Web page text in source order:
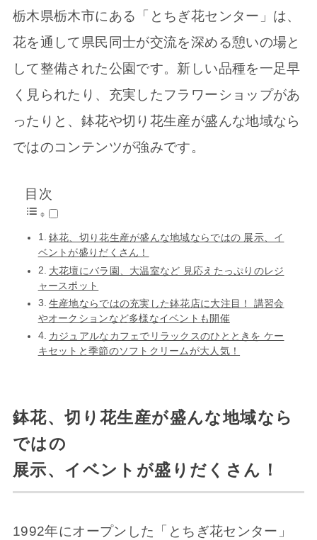
栃木県栃木市にある「とちぎ花センター」は、
花を通して県民同士が交流を深める憩いの場と
して整備された公園です。新しい品種を一足早
く見られたり、充実したフラワーショップがあ
ったりと、鉢花や切り花生産が盛んな地域なら
ではのコンテンツが強みです。
目次
鉢花、切り花生産が盛んな地域ならではの 展示、イ
ベントが盛りだくさん！
大花壇にバラ園、大温室など 見応えたっぷりのレジ
ャースポット
生産地ならではの充実した鉢花店に大注目！ 講習会
やオークションなど多様なイベントも開催
カジュアルなカフェでリラックスのひとときを ケー
キセットと季節のソフトクリームが大人気！
鉢花、切り花生産が盛んな地域なら
ではの
展示、イベントが盛りだくさん！
1992年にオープンした「とちぎ花センター」